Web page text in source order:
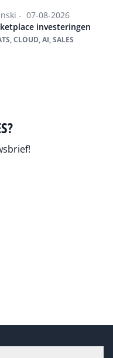
- 07-08-2026
investeringen
CLOUD, AI, SALES